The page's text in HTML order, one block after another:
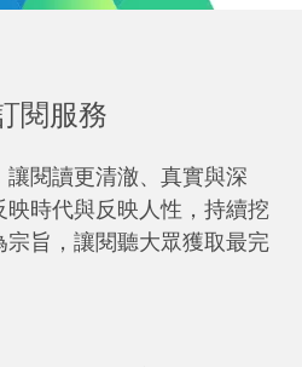
閱服務
閱讀更清澈、真實與深
時代與反映人性，持續挖
旨，讓閱聽大眾獲取最完